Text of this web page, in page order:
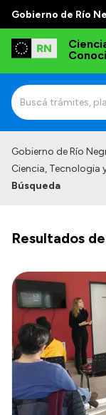
Gobierno de Río
Institucional
Normativa
Transparencia
Presupuesto
Boletín Oficial
Compras y
Consulta de
Gobierno de Río
Ciencia, Tecnologia
Búsqueda
Resultados